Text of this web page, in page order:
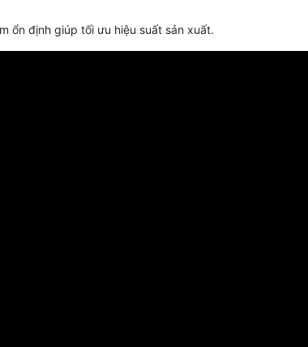
ổn định giúp tối ưu hiệu suất sản xuất.